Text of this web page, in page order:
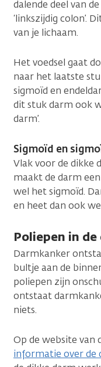
dalende deel van
‘linkszijdig colon’.
van je lichaam.
Het voedsel gaat
naar het laatste
sigmoïd en
dit stuk darm ook
darm’.
Sigmoïd en
Vlak voor de dikke
maakt de darm
wel het sigmoïd.
en heet dan ook
Poliepen in
Darmkanker
bultje aan de
poliepen zijn
ontstaat
niets.
Op de website van
informatie over de